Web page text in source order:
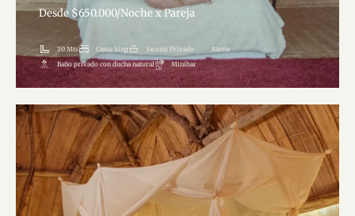
Desde $650.000/Noche x Pareja
Ver más
70 Mts Cama king Jacuzzi Privado
Sauna
Baño privado con ducha natural
Minibar